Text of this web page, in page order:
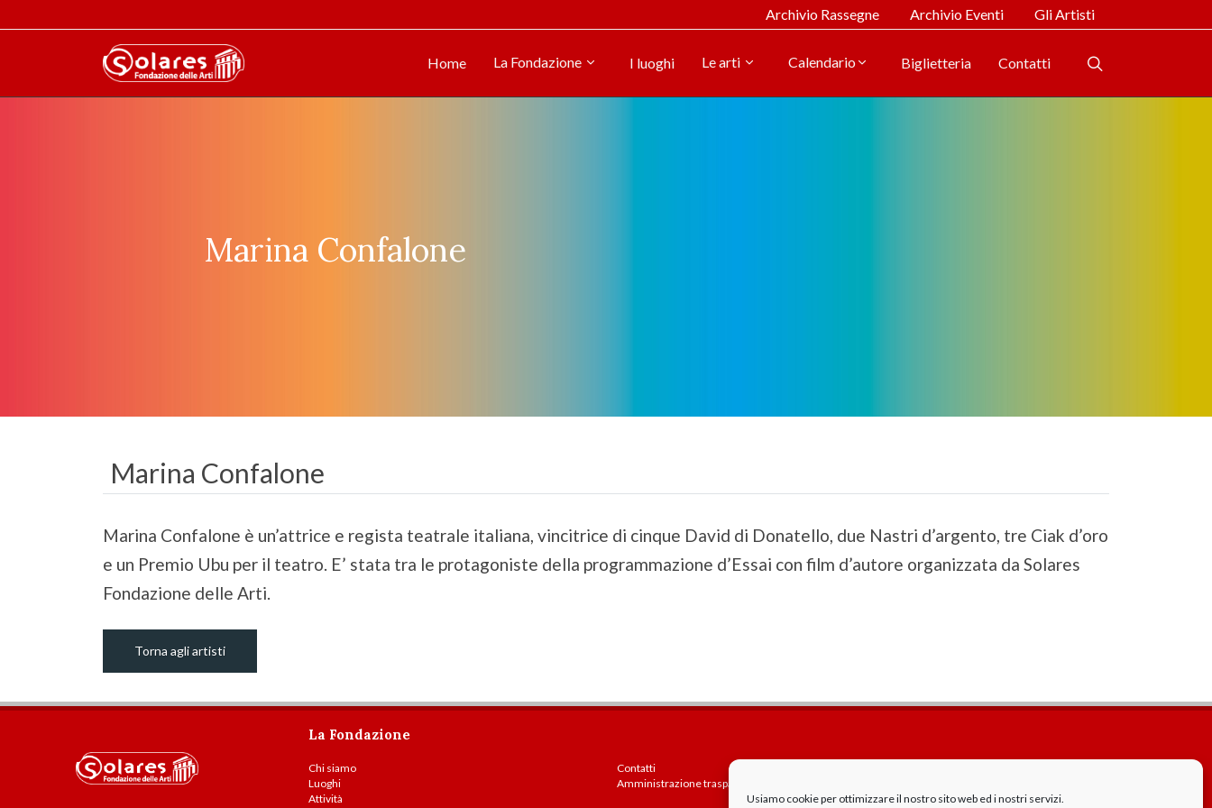
Usiamo cookie per ottimizzare il nostro sito web ed i nostri servizi.
Archivio Rassegne Archivio Eventi Gli Artisti
Home La Fondazione I luoghi Le arti Calendario Biglietteria Contatti
Marina Confalone
Marina Confalone
Marina Confalone è un’attrice e regista teatrale italiana, vincitrice di cinque David di Donatello, due Nastri d’argento, tre Ciak d’oro
e un Premio Ubu per il teatro. E’ stata tra le protagoniste della programmazione d’Essai con film d’autore organizzata da Solares
Fondazione delle Arti.
Torna agli artisti
La Fondazione
Chi siamo
Luoghi
Attività
Contatti
Amministrazione trasparente